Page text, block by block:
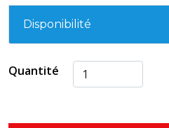
à hautes températures –
Attachement M16 –
Idéal pour perçages de gros
résistance
Disponibilité
Quantité